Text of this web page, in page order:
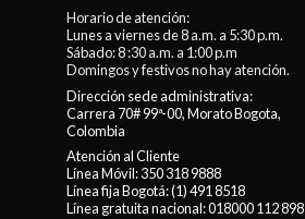
Horario de atención:
Lunes a viernes de 8 a.m. a 5:30 p.m.
Sábado: 8 :30 a.m. a 1:00 p.m
Domingos y festivos no hay atención.
Dirección sede administrativa:
Carrera 70# 99ª-00, Morato Bogota,
Colombia
Atención al Cliente
Línea Móvil:350 318 9888
Línea fija Bogotá:(1) 491 8518
Línea gratuita nacional:018000 112 898